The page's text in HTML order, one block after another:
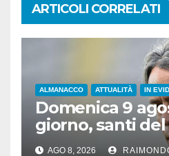
ARTICOLI CORRELATI
ALMANACCO ATTUALITÀ IN
Domenica 9
giorno, santi
famosi,
AGO 8, 2026